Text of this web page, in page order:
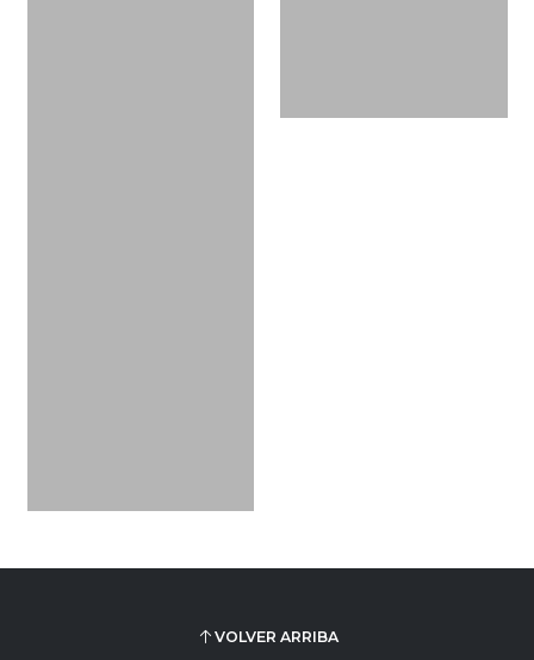
VOLVER ARRIBA